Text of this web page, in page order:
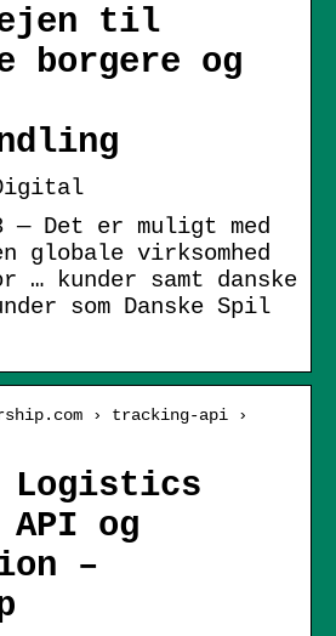
til
borgere og
— Det er muligt med
globale virksomhed
… kunder samt danske
som Danske Spil
› tracking-api ›
Logistics
og
–